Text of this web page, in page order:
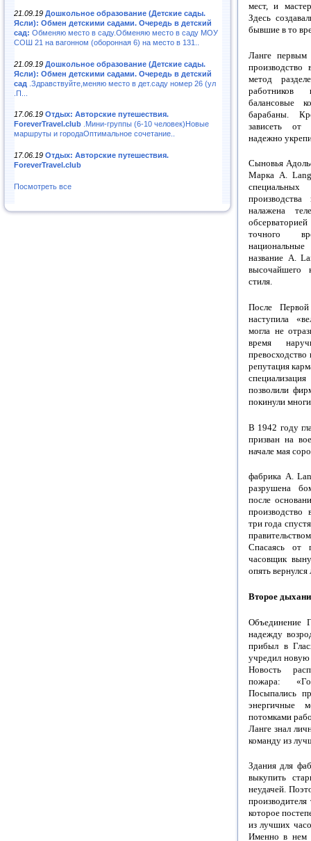
21.09.19 Дошкольное образование (Детские сады.
Ясли): Обмен детскими садами. Очередь в детский
сад: Обменяю место в саду.Обменяю место в саду МОУ
СОШ 21 на вагонном (оборонная 6) на место в 131..
21.09.19 Дошкольное образование (Детские сады.
Ясли): Обмен детскими садами. Очередь в детский
сад .Здравствуйте,меняю место в дет.саду номер 26 (ул
.П...
17.06.19 Отдых: Авторские путешествия.
ForeverTravel.club .Мини-группы (6-10 человек)Новые
маршруты и городаОптимальное сочетание..
17.06.19 Отдых: Авторские путешествия.
ForeverTravel.club
Посмотреть все
мест, и
Здесь
бывшие в то
Ланге первым
производство
метод
работников
балансовые
барабаны.
зависеть от
надежно
Сыновья
Марка A.
налажена
точного
название A.
высочайшего
стиля.
После
наступила
могла не
время
репутация
позволили
покинули
В 1942 году
призван на
начале мая
фабрика А.
разрушена
после
три года
Спасаясь от
часовщик
опять
Второе
Объединение
надежду
прибыл в
учредил
Новость
пожара:
Посыпались
энергичные
потомками
Ланге знал
команду из
Здания для
выкупить
неудачей.
которое
из лучших
Именно в нем